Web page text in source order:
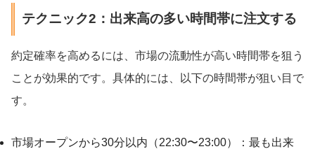
テクニック2：出来高の多い時間帯に注文する
約定確率を高めるには、市場の流動性が高い時間帯を狙う
ことが効果的です。具体的には、以下の時間帯が狙い目で
す。
市場オープンから30分以内（22:30〜23:00）：最も出来